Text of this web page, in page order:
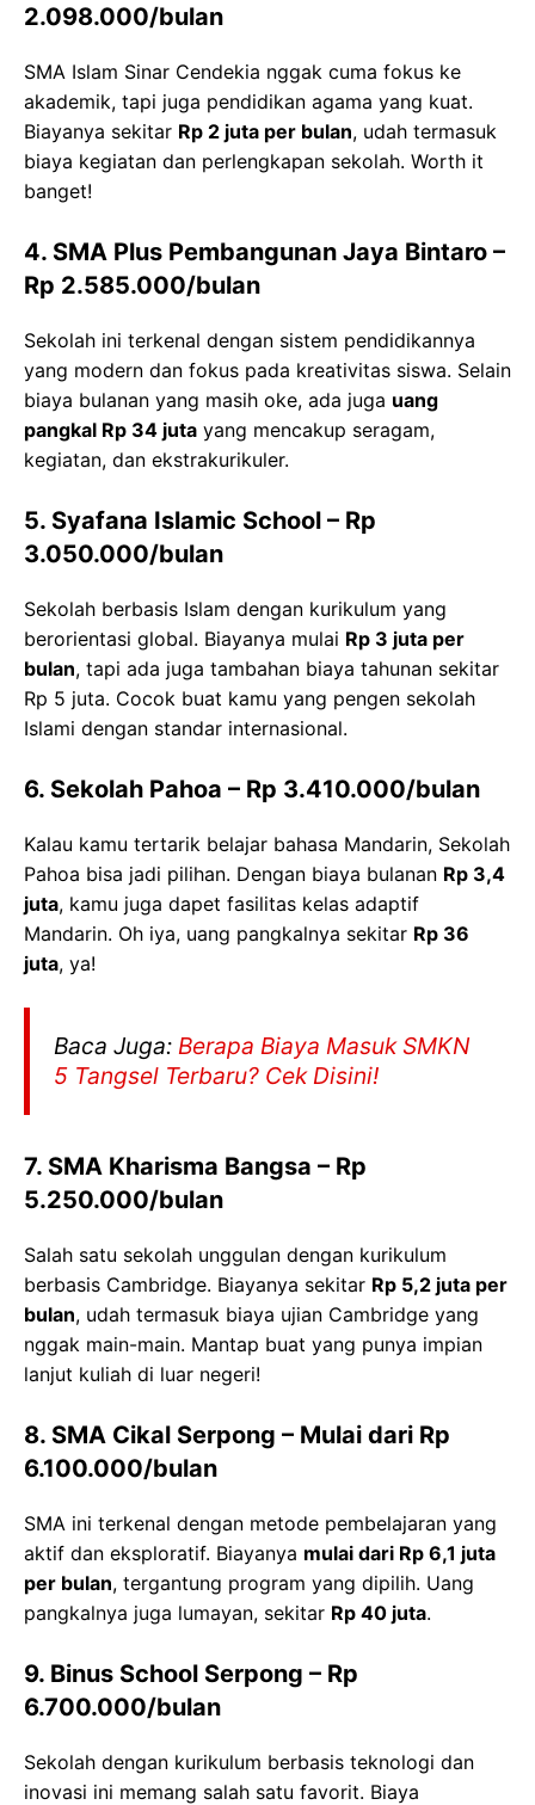
2.098.000/bulan
SMA Islam Sinar Cendekia nggak cuma fokus ke
akademik, tapi juga pendidikan agama yang kuat.
Biayanya sekitar Rp 2 juta per bulan, udah termasuk
biaya kegiatan dan perlengkapan sekolah. Worth it
banget!
4. SMA Plus Pembangunan Jaya Bintaro –
Rp 2.585.000/bulan
Sekolah ini terkenal dengan sistem pendidikannya
yang modern dan fokus pada kreativitas siswa. Selain
biaya bulanan yang masih oke, ada juga uang
pangkal Rp 34 juta yang mencakup seragam,
kegiatan, dan ekstrakurikuler.
5. Syafana Islamic School – Rp
3.050.000/bulan
Sekolah berbasis Islam dengan kurikulum yang
berorientasi global. Biayanya mulai Rp 3 juta per
bulan, tapi ada juga tambahan biaya tahunan sekitar
Rp 5 juta. Cocok buat kamu yang pengen sekolah
Islami dengan standar internasional.
6. Sekolah Pahoa – Rp 3.410.000/bulan
Kalau kamu tertarik belajar bahasa Mandarin, Sekolah
Pahoa bisa jadi pilihan. Dengan biaya bulanan Rp 3,4
juta, kamu juga dapet fasilitas kelas adaptif
Mandarin. Oh iya, uang pangkalnya sekitar Rp 36
juta, ya!
Baca Juga: Berapa Biaya Masuk SMKN
5 Tangsel Terbaru? Cek Disini!
7. SMA Kharisma Bangsa – Rp
5.250.000/bulan
Salah satu sekolah unggulan dengan kurikulum
berbasis Cambridge. Biayanya sekitar Rp 5,2 juta per
bulan, udah termasuk biaya ujian Cambridge yang
nggak main-main. Mantap buat yang punya impian
lanjut kuliah di luar negeri!
8. SMA Cikal Serpong – Mulai dari Rp
6.100.000/bulan
SMA ini terkenal dengan metode pembelajaran yang
aktif dan eksploratif. Biayanya mulai dari Rp 6,1 juta
per bulan, tergantung program yang dipilih. Uang
pangkalnya juga lumayan, sekitar Rp 40 juta.
9. Binus School Serpong – Rp
6.700.000/bulan
Sekolah dengan kurikulum berbasis teknologi dan
inovasi ini memang salah satu favorit. Biaya